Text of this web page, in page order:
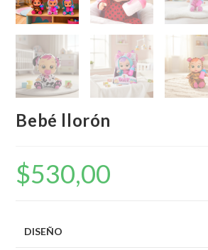
Bebé llorón
$530,00
DISEÑO